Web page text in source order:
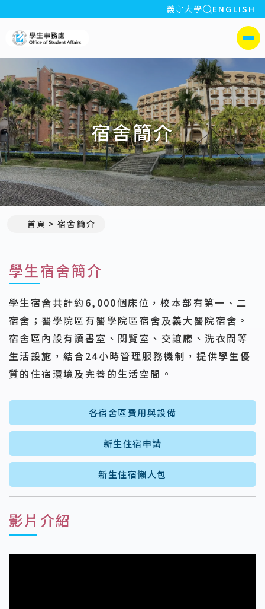
:::
義守大學 全站搜索
ENGLISH
側選單
宿舍簡介
首頁 宿舍簡介
學生宿舍簡介
學生宿舍共計約6,000個床位，校本部有第一、二
宿舍；醫學院區有醫學院區宿舍及義大醫院宿舍。
宿舍區內設有讀書室、閱覽室、交誼廳、洗衣間等
生活設施，結合24小時管理服務機制，提供學生優
質的住宿環境及完善的生活空間。
各宿舍區費用與設備
新生住宿申請
新生住宿懶人包
影片介紹